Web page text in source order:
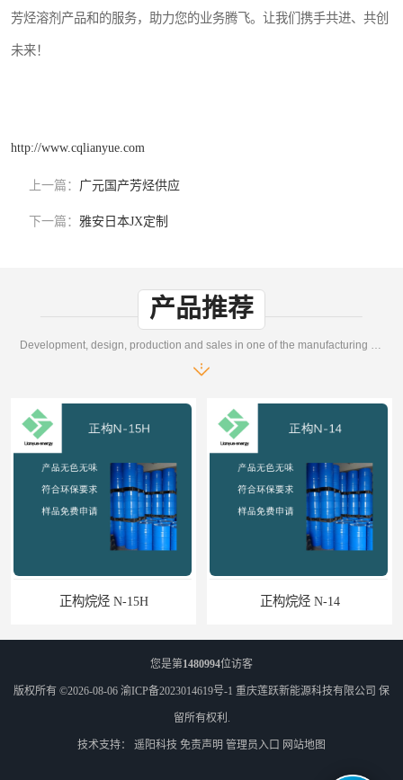
芳烃溶剂产品和的服务，助力您的业务腾飞。让我们携手共进、共创
未来！
http://www.cqlianyue.com
上一篇： 广元国产芳烃供应
下一篇： 雅安日本JX定制
产品推荐
Development, design, production and sales in one of the manufacturing enterprises
正构烷烃 N-15H 正构烷烃 N-14
您是第1480994位访客
版权所有 ©2026-08-06 渝ICP备2023014619号-1 重庆莲跃新能源科技有限公司 保
留所有权利.
技术支持： 遥阳科技 免责声明 管理员入口 网站地图